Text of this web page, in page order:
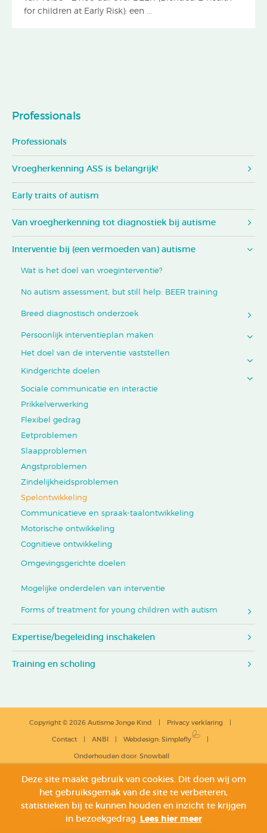
for children at Early Risk): een ...
Professionals
Professionals
Vroegherkenning ASS is belangrijk!
Early traits of autism
Van vroegherkenning tot diagnostiek bij autisme
Interventie bij (een vermoeden van) autisme
Wat is het doel van vroeginterventie?
No autism assessment, but still help: BEER training
Breed diagnostisch onderzoek
Persoonlijk interventieplan maken
Het doel van de interventie vaststellen
Kindgerichte doelen
Sociale communicatie en interactie
Prikkelverwerking
Flexibel gedrag
Eetproblemen
Slaapproblemen
Angstproblemen
Zindelijkheidsproblemen
Spelontwikkeling
Communicatieve en spraak-taalontwikkeling
Motorische ontwikkeling
Cognitieve ontwikkeling
Omgevingsgerichte doelen
Mogelijke onderdelen van interventie
Forms of treatment for young children with autism
Expertise/begeleiding inschakelen
Training en scholing
Copyright © 2026 Autisme Jonge Kind Privacy verklaring
Contact ANBI Webdesign: Simplefly
Onderhouden door: Snowball
Deze site maakt gebruik van cookies. Dit doen wij om
het gebruiksgemak van de site te verbeteren,
statistieken bij te kunnen houden en inzicht te krijgen
in bezoekgedrag. Lees hier meer